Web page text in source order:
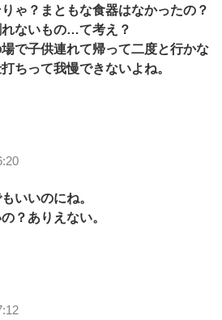
ゃ？まともな食器はなかったの？
ないもの…て考え？
で子供連れて帰って二度と行かな
ちって我慢できないよね。
いいのにね。
？ありえない。